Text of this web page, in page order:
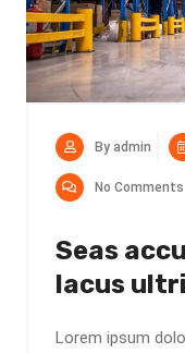
By admin
No Comments
Seas
lacus
Lorem ipsum